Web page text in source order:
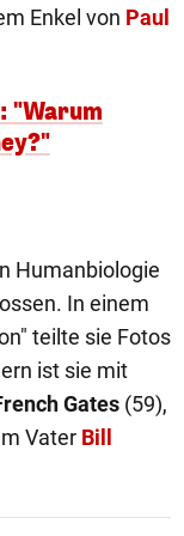
Enkel von Paul
"Warum
Humanbiologie
In einem
teilte sie Fotos
ist sie mit
Gates (59),
Vater Bill